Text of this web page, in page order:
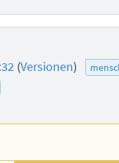
(Versionen)